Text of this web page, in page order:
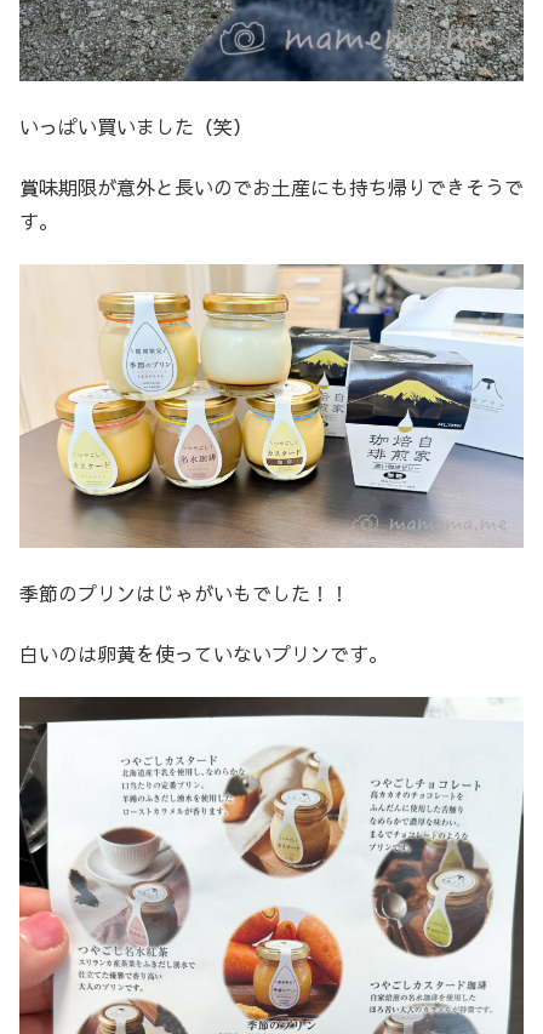
いっぱい買いました（笑）
賞味期限が意外と長いのでお土産にも持ち帰りできそうで
す。
季節のプリンはじゃがいもでした！！
白いのは卵黄を使っていないプリンです。